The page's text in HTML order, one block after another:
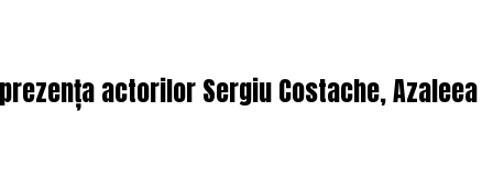
actorilor Sergiu Costache, Azaleea